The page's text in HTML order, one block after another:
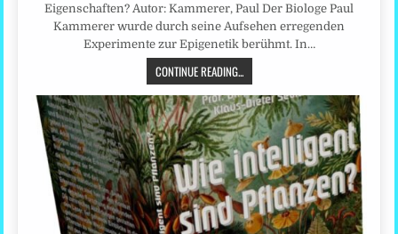
Eigenschaften? Autor: Kammerer, Paul Der Biologe Paul
Kammerer wurde durch seine Aufsehen erregenden
Experimente zur Epigenetik berühmt. In…
CONTINUE READING...